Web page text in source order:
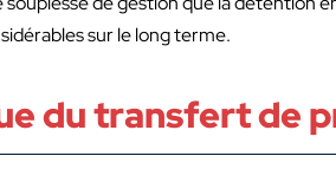
sur le long terme.
du transfert de